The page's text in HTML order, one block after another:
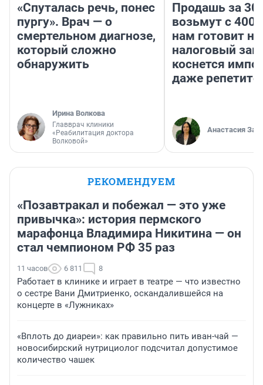
«Спуталась речь, понес
пургу». Врач — о
смертельном диагнозе,
который сложно
обнаружить
Ирина Волкова
Главврач клиники
«Реабилитация доктора
Волковой»
Продашь за
возьмут с
нам готовит
налоговый
коснется
даже
Анастасия
РЕКОМЕНДУЕМ
«Позавтракал и побежал — это уже
привычка»: история пермского
марафонца Владимира Никитина — он
стал чемпионом РФ 35 раз
11 часов 6 811 8
Работает в клинике и играет в театре — что известно
о сестре Вани Дмитриенко, оскандалившейся на
концерте в «Лужниках»
«Вплоть до диареи»: как правильно пить иван-чай —
новосибирский нутрициолог подсчитал допустимое
количество чашек